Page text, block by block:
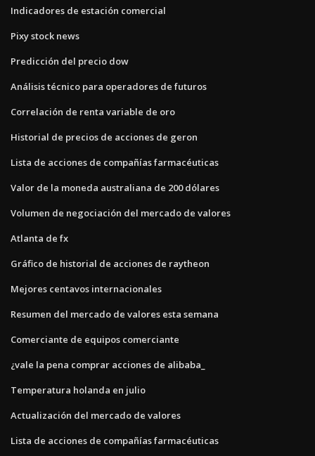
Indicadores de estación comercial
Pixy stock news
Predicción del precio dow
Análisis técnico para operadores de futuros
Correlación de renta variable de oro
Historial de precios de acciones de geron
Lista de acciones de compañías farmacéuticas
Valor de la moneda australiana de 200 dólares
Volumen de negociación del mercado de valores
Atlanta de fx
Gráfico de historial de acciones de raytheon
Mejores centavos internacionales
Resumen del mercado de valores esta semana
Comerciante de equipos comerciante
¿vale la pena comprar acciones de alibaba_
Temperatura holanda en julio
Actualización del mercado de valores
Lista de acciones de compañías farmacéuticas